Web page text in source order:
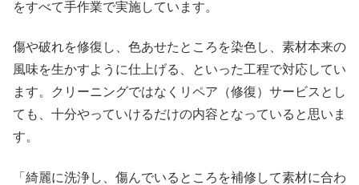
をすべて手作業で実施しています。
傷や破れを修復し、色あせたところを染色し、素材本来の
風味を生かすように仕上げる、といった工程で対応してい
ます。クリーニングではなくリペア（修復）サービスとし
ても、十分やっていけるだけの内容となっていると思いま
す。
「綺麗に洗浄し、傷んでいるところを補修して素材に合わ